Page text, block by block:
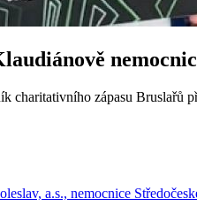
charitativního zápasu Bruslařů
a.s., nemocnice